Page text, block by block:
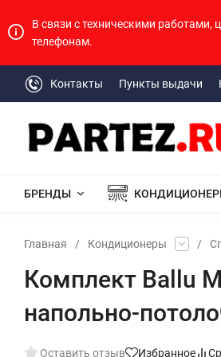
В связи с техническими
телефонам.
Контакты Пункты выдачи
БРЕНДЫ
Главная / Кондиционеры /
Комплект Ballu
напольно-
Оставить отзыв Избранное